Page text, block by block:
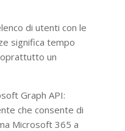
di utenti con le
significa tempo
un
Graph API:
che consente di
Microsoft 365 a